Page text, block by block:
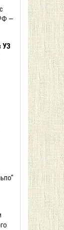
—
УЗ